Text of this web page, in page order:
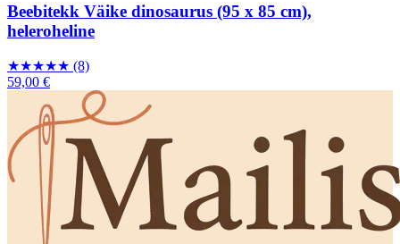
Beebitekk Väike dinosaurus (95 x 85 cm),
heleroheline
★★★★★ (8)
59,00 €